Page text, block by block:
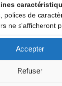
polices de
ne s'afficheront
Accepter
Refuser
A DECOUVRIR :